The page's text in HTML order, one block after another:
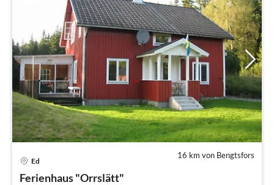
16 km von Bengtsfors
Ed
Ferienhaus "Orrslätt"